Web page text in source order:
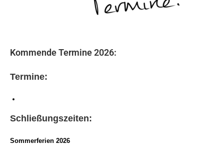
Kommende Termine 2026:
Termine:
Schließungszeiten:
Sommerferien 2026